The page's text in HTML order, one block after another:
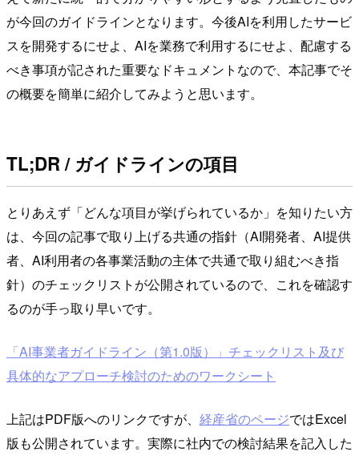
が今回のガイドラインとなります。今後AIを利用したサービ
スを開発するにせよ、AIを業務で利用するにせよ、配慮する
べき事項が記された重要なドキュメントなので、本記事でそ
の概要を簡単に紹介してみようと思います。
TL;DR / ガイドラインの項目
とりあえず「どんな項目が挙げられているか」を知りたい方
は、今回の記事で取り上げる共通の指針（AI開発者、AI提供
者、AI利用者の各事業活動の主体で共通で取り組むべき指
針）のチェックリストが公開されているので、これを確認す
るのが手っ取り早いです。
「AI事業者ガイドライン（第1.0版）」チェックリスト及び
具体的なアプローチ検討のためのワークシート
上記はPDF版へのリンクですが、 経産省のページではExcel
版も公開されています。実際に社内での検討結果を記入した